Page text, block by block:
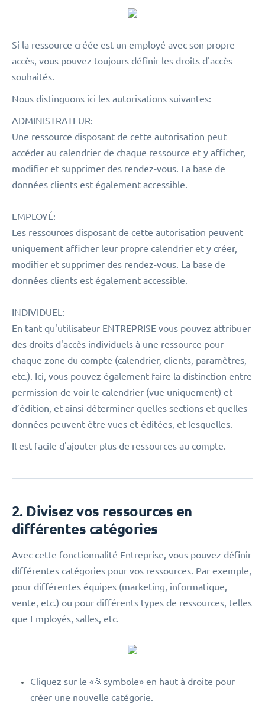
Si la ressource créée est un employé avec son propre
accès, vous pouvez toujours définir les droits d'accès
souhaités.
Nous distinguons ici les autorisations suivantes:
ADMINISTRATEUR:
Une ressource disposant de cette autorisation peut
accéder au calendrier de chaque ressource et y afficher,
modifier et supprimer des rendez-vous. La base de
données clients est également accessible.
EMPLOYÉ:
Les ressources disposant de cette autorisation peuvent
uniquement afficher leur propre calendrier et y créer,
modifier et supprimer des rendez-vous. La base de
données clients est également accessible.
INDIVIDUEL:
En tant qu'utilisateur ENTREPRISE vous pouvez attribuer
des droits d'accès individuels à une ressource pour
chaque zone du compte (calendrier, clients, paramètres,
etc.). Ici, vous pouvez également faire la distinction entre
permission de voir le calendrier (vue uniquement) et
d’édition, et ainsi déterminer quelles sections et quelles
données peuvent être vues et éditées, et lesquelles.
Il est facile d'ajouter plus de ressources au compte.
2. Divisez vos ressources en
différentes catégories
Avec cette fonctionnalité Entreprise, vous pouvez définir
différentes catégories pour vos ressources. Par exemple,
pour différentes équipes (marketing, informatique,
vente, etc.) ou pour différents types de ressources, telles
que Employés, salles, etc.
Cliquez sur le «📂symbole» en haut à droite pour
créer une nouvelle catégorie.